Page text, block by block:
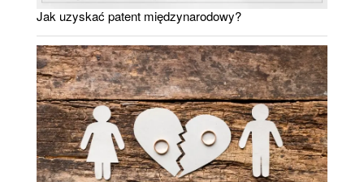
Jak uzyskać patent międzynarodowy?